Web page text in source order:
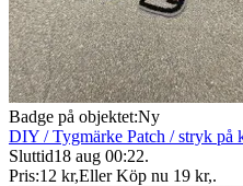
Badge på objektet:Ny
DIY / Tygmärke Patch / stryk på
Sluttid18 aug 00:22.
Pris:12 kr,Eller Köp nu 19 kr,.